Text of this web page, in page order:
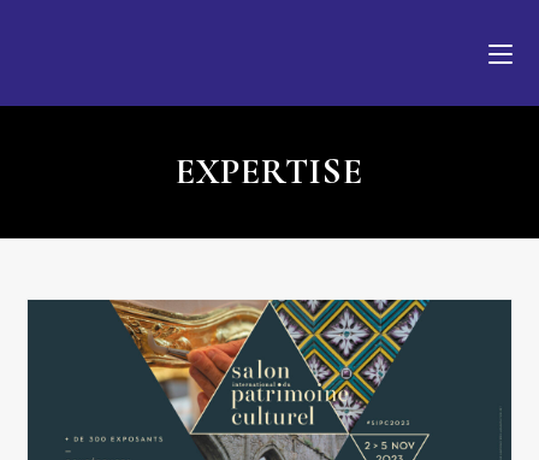
EXPERTISE